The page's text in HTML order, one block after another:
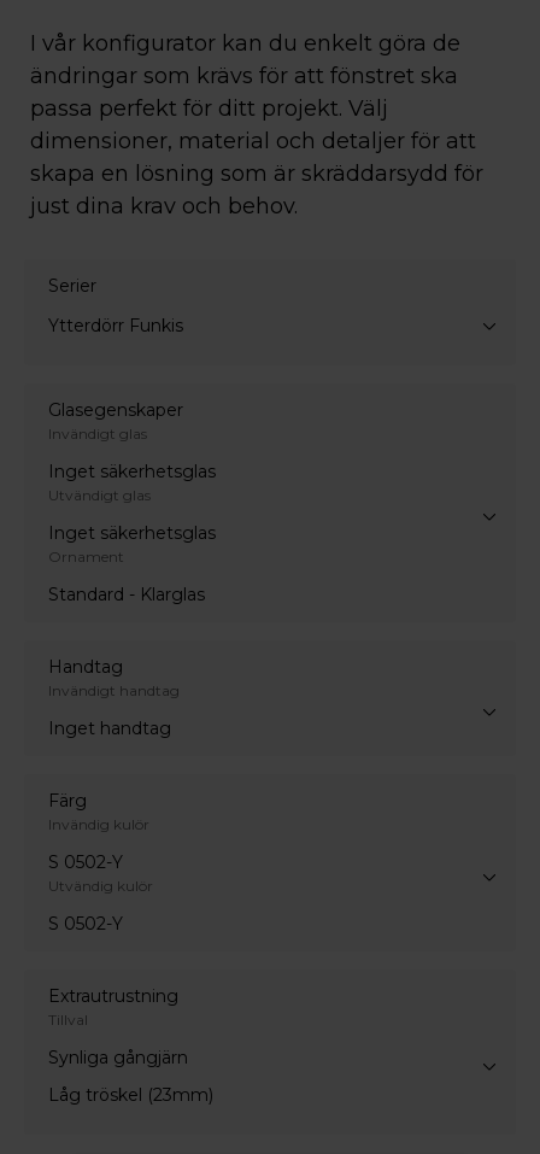
I vår konfigurator kan du enkelt göra de
ändringar som krävs för att fönstret ska
passa perfekt för ditt projekt. Välj
dimensioner, material och detaljer för att
skapa en lösning som är skräddarsydd för
just dina krav och behov.
Serier
Ytterdörr Funkis
Glasegenskaper
Invändigt glas
Inget säkerhetsglas
Utvändigt glas
Inget säkerhetsglas
Ornament
Standard - Klarglas
Handtag
Invändigt handtag
Inget handtag
Färg
Invändig kulör
S 0502-Y
Utvändig kulör
S 0502-Y
Extrautrustning
Tillval
Synliga gångjärn
Låg tröskel (23mm)